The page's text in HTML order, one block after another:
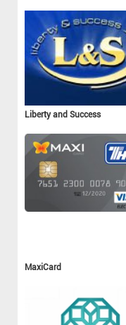
Liberty and Success
MaxiCard